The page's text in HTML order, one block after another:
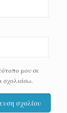
μου σε
σχολιάσω.